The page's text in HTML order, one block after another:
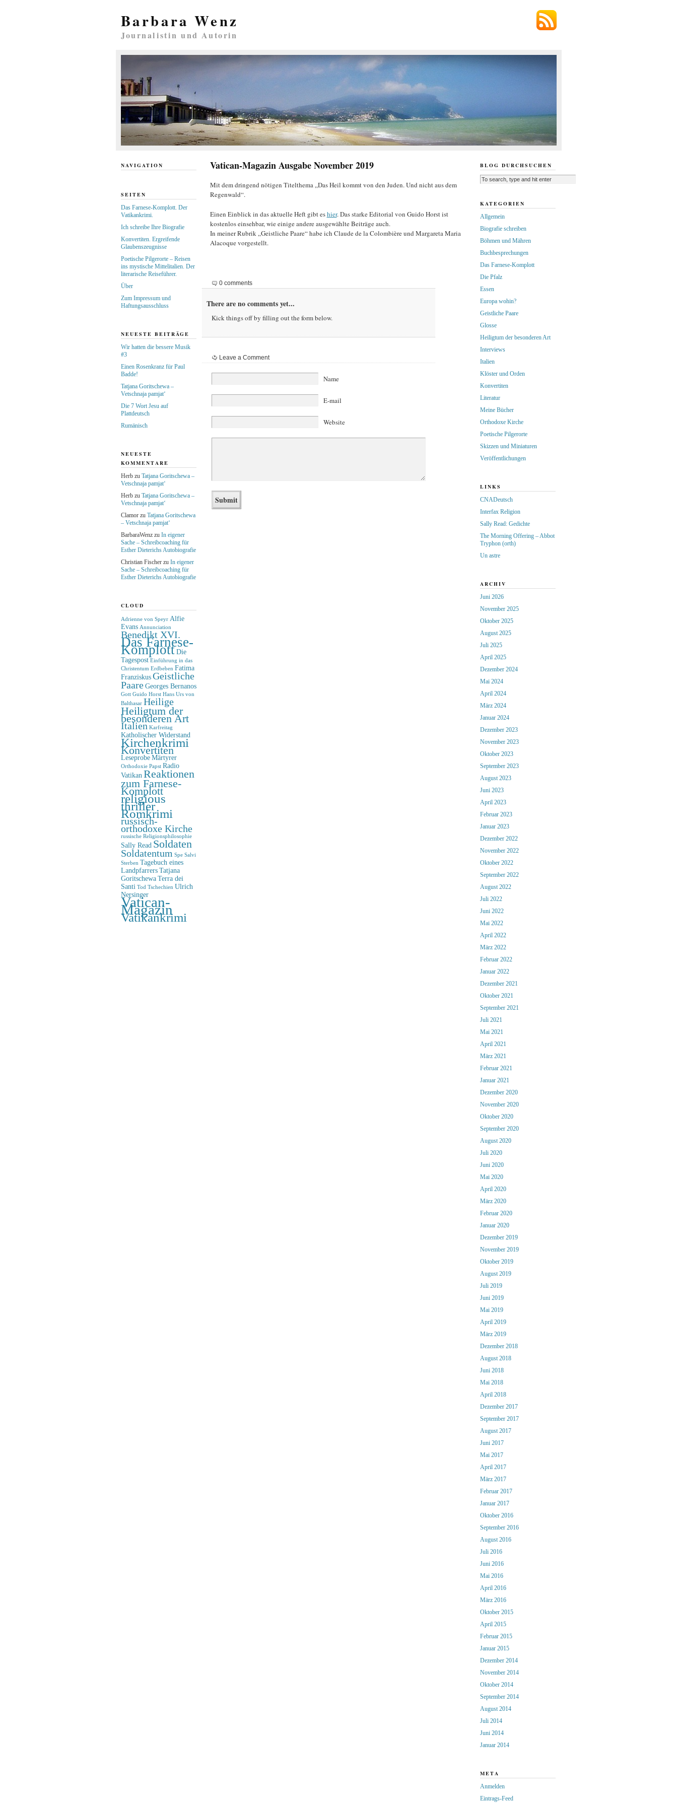
Barbara Wenz
Journalistin und Autorin
Vatican-Magazin Ausgabe November 2019
Mit dem dringend nötigen Titelthema „Das Heil kommt von den Juden. Und nicht aus dem
Regenwald“.
Einen Einblick in das aktuelle Heft gibt eshier. Das starke Editorial von Guido Horst ist
kostenlos einsehbar, wie einige andere ausgewählte Beiträge auch.
In meiner Rubrik „Geistliche Paare“ habe ich Claude de la Colombière und Margareta Maria
Alacoque vorgestellt.
0 comments
There are no comments yet...
Kick things off by filling out the form below.
Leave a Comment
Name
E-mail
Website
NAVIGATION
SEITEN
Das Farnese-Komplott. Der
Vatikankrimi.
Ich schreibe Ihre Biografie
Konvertiten. Ergreifende
Glaubenszeugnisse
Poetische Pilgerorte – Reisen
ins mystische Mittelitalien. Der
literarische Reiseführer.
Über
Zum Impressum und
Haftungsausschluss
NEUESTE BEITRÄGE
Wir hatten die bessere Musik
#3
Einen Rosenkranz für Paul
Badde!
Tatjana Goritschewa –
Vetschnaja pamjat‘
Die 7 Wort Jesu auf
Plattdeutsch
Rumänisch
NEUESTE
KOMMENTARE
Herbzu Tatjana Goritschewa –
Vetschnaja pamjat‘
Herbzu Tatjana Goritschewa –
Vetschnaja pamjat‘
Clamorzu Tatjana Goritschewa
– Vetschnaja pamjat‘
BarbaraWenzzu In eigener
Sache – Schreibcoaching für
Esther Dieterichs Autobiografie
Christian Fischerzu In eigener
Sache – Schreibcoaching für
Esther Dieterichs Autobiografie
CLOUD
Adrienne von Speyr Alfie
Evans Annunciation
Benedikt XVI.
Das Farnese-
Komplott Die
Tagespost Einführung in das
Christentum Erdbeben Fatima
Franziskus Geistliche
Paare Georges Bernanos
Gott Guido Horst Hans Urs von
Balthasar Heilige
Heiligtum der
besonderen Art
Italien Karfreitag
Katholischer Widerstand
Kirchenkrimi
Konvertiten
Leseprobe Märtyrer
Orthodoxie Papst Radio
Vatikan Reaktionen
zum Farnese-
Komplott
religious
thriller
Romkrimi
russisch-
orthodoxe Kirche
russische Religionsphilosophie
Sally Read Soldaten
Soldatentum Spe Salvi
Sterben Tagebuch eines
Landpfarrers Tatjana
Goritschewa Terra dei
Santi Tod Tschechien Ulrich
Nersinger
Vatican-
Magazin
Vatikankrimi
BLOG DURCHSUCHEN
KATEGORIEN
Allgemein
Biografie schreiben
Böhmen und Mähren
Buchbesprechungen
Das Farnese-Komplott
Die Pfalz
Essen
Europa wohin?
Geistliche Paare
Glosse
Heiligtum der besonderen Art
Interviews
Italien
Klöster und Orden
Konvertiten
Literatur
Meine Bücher
Orthodoxe Kirche
Poetische Pilgerorte
Skizzen und Miniaturen
Veröffentlichungen
LINKS
CNADeutsch
Interfax Religion
Sally Read: Gedichte
The Morning Offering – Abbot
Tryphon (orth)
Un astre
ARCHIV
Juni 2026
November 2025
Oktober 2025
August 2025
Juli 2025
April 2025
Dezember 2024
Mai 2024
April 2024
März 2024
Januar 2024
Dezember 2023
November 2023
Oktober 2023
September 2023
August 2023
Juni 2023
April 2023
Februar 2023
Januar 2023
Dezember 2022
November 2022
Oktober 2022
September 2022
August 2022
Juli 2022
Juni 2022
Mai 2022
April 2022
März 2022
Februar 2022
Januar 2022
Dezember 2021
Oktober 2021
September 2021
Juli 2021
Mai 2021
April 2021
März 2021
Februar 2021
Januar 2021
Dezember 2020
November 2020
Oktober 2020
September 2020
August 2020
Juli 2020
Juni 2020
Mai 2020
April 2020
März 2020
Februar 2020
Januar 2020
Dezember 2019
November 2019
Oktober 2019
August 2019
Juli 2019
Juni 2019
Mai 2019
April 2019
März 2019
Dezember 2018
August 2018
Juni 2018
Mai 2018
April 2018
Dezember 2017
September 2017
August 2017
Juni 2017
Mai 2017
April 2017
März 2017
Februar 2017
Januar 2017
Oktober 2016
September 2016
August 2016
Juli 2016
Juni 2016
Mai 2016
April 2016
März 2016
Oktober 2015
April 2015
Februar 2015
Januar 2015
Dezember 2014
November 2014
Oktober 2014
September 2014
August 2014
Juli 2014
Juni 2014
Januar 2014
META
Anmelden
Eintrags-Feed